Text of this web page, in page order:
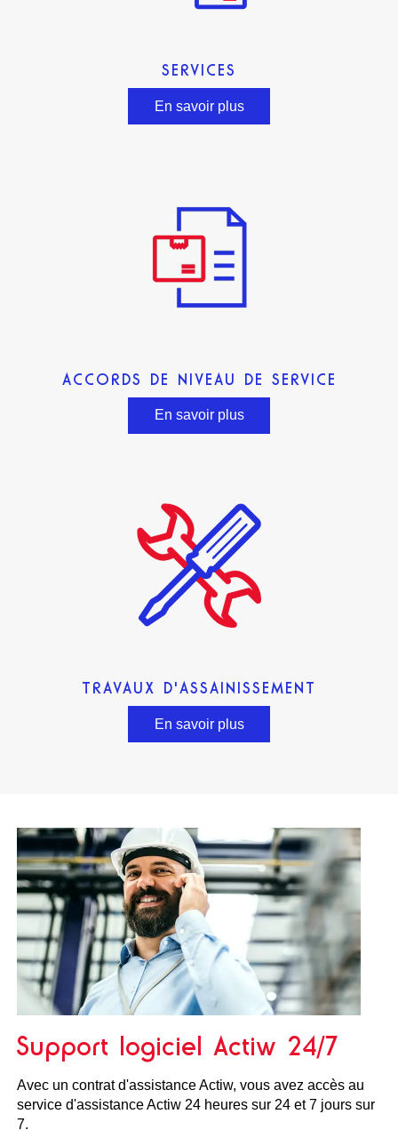
SERVICES
En savoir plus
ACCORDS DE NIVEAU DE SERVICE
En savoir plus
TRAVAUX D'ASSAINISSEMENT
En savoir plus
Support logiciel Actiw 24/7
Avec un contrat d'assistance Actiw, vous avez accès au
service d'assistance Actiw 24 heures sur 24 et 7 jours sur
7.